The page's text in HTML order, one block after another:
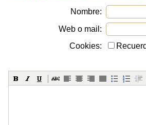
Nombre:
Web o mail:
Cookies: